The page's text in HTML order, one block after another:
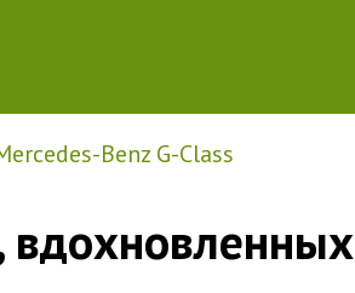
Benz G-Class
вдохновленных